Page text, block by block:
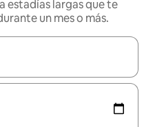
estadías largas que te
un mes o más.
navega con las